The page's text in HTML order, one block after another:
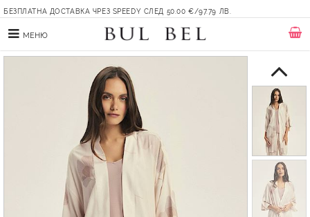
БЕЗПЛАТНА ДОСТАВКА ЧРЕЗ SPEEDY СЛЕД 50.00 €/97.79 ЛВ.
МЕНЮ